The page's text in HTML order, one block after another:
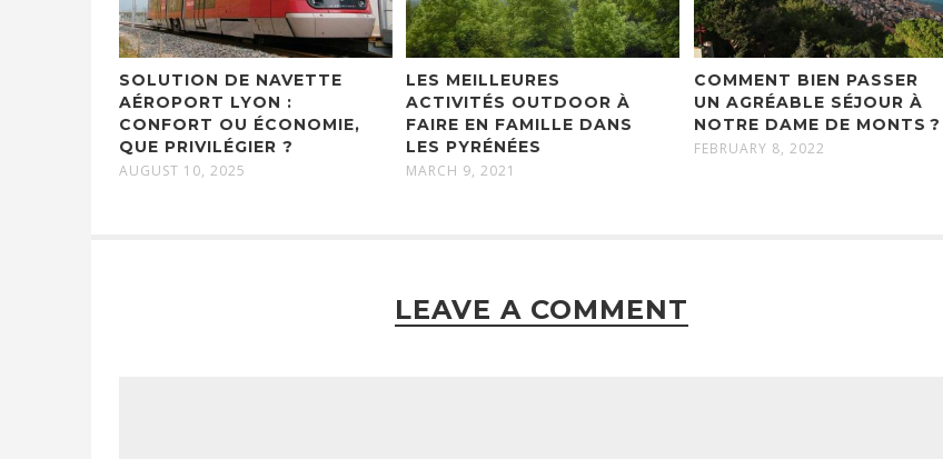
SOLUTION DE NAVETTE
AÉROPORT LYON :
CONFORT OU ÉCONOMIE,
QUE PRIVILÉGIER ?
AUGUST 10, 2025
LES MEILLEURES
ACTIVITÉS OUTDOOR À
FAIRE EN FAMILLE DANS
LES PYRÉNÉES
MARCH 9, 2021
COMMENT BIEN PASSER
UN AGRÉABLE SÉJOUR À
NOTRE DAME DE MONTS ?
FEBRUARY 8, 2022
LEAVE A COMMENT